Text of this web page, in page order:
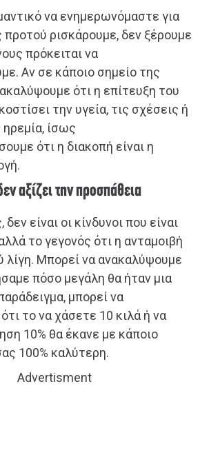
να ενημερωνόμαστε για
προτού ρισκάρουμε, δεν ξέρουμε
πρόκειται να
Αν σε κάποιο σημείο της
ότι η επίτευξη του
την υγεία, τις σχέσεις ή
ίσως
ότι η διακοπή είναι η
αξίζει την προσπάθεια
είναι οι κίνδυνοι που είναι
το γεγονός ότι η ανταμοιβή
λίγη. Μπορεί να ανακαλύψουμε
πόσο μεγάλη θα ήταν μια
μπορεί να
το να χάσετε 10 κιλά ή να
10% θα έκανε με κάποιο
100% καλύτερη.
Advertisment